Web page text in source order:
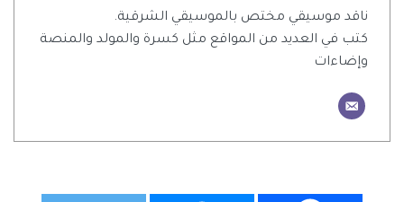
ناقد موسيقي مختص بالموسيقي الشرقية.
كتب في العديد من المواقع مثل كسرة والمولد والمنصة
وإضاءات